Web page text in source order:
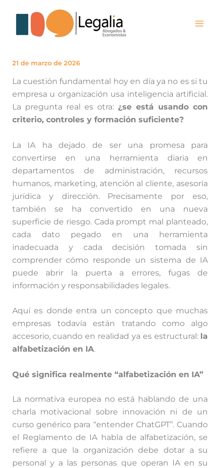
contenido
21 de marzo de 2026
La cuestión fundamental hoy en día ya no es si tu
empresa u organización usa inteligencia artificial.
La pregunta real es otra: ¿se está usando con
criterio, controles y formación suficiente?
La IA ha dejado de ser una promesa para
convertirse en una herramienta diaria en
departamentos de administración, recursos
humanos, marketing, atención al cliente, asesoría
jurídica y dirección. Precisamente por eso,
también se ha convertido en una nueva
superficie de riesgo. Cada prompt mal planteado,
cada dato pegado en una herramienta
inadecuada y cada decisión tomada sin
comprender cómo responde un sistema de IA
puede abrir la puerta a errores, fugas de
información y responsabilidades legales.
Aquí es donde entra un concepto que muchas
empresas todavía están tratando como algo
accesorio, cuando en realidad ya es estructural: la
alfabetización en IA.
Qué significa realmente “alfabetización en IA”
La normativa europea no está hablando de una
charla motivacional sobre innovación ni de un
curso genérico para “entender ChatGPT”. Cuando
el Reglamento de IA habla de alfabetización, se
refiere a que la organización debe dotar a su
personal y a las personas que operan IA en su
e
r
a
s